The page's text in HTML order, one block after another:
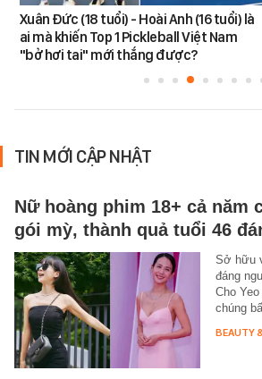
Xuân Đức (18 tuổi) - Hoài Anh (16 tuổi) là
ai mà khiến Top 1 Pickleball Việt Nam
"bở hơi tai" mới thắng được?
TIN MỚI CẬP NHẬT
Nữ hoàng phim 18+ cả năm
gói mỳ, thành quả tuổi 46
Sở hữu
đáng
Cho
chúng
BEAUTY